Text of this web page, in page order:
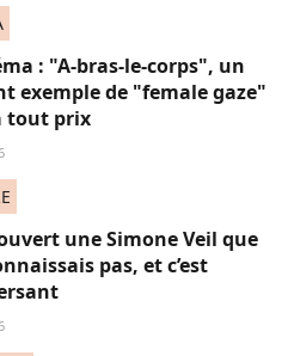
: "A-bras-le-corps", un
exemple de "female gaze"
tout prix
une Simone Veil que
pas, et c’est